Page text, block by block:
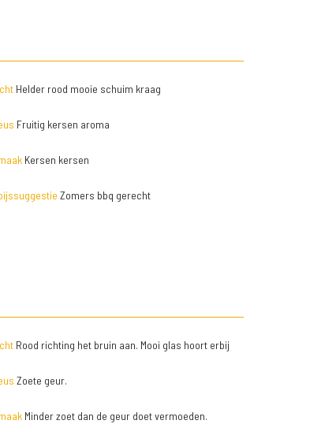
Helder rood mooie schuim kraag
Fruitig kersen aroma
Kersen kersen
Zomers bbq gerecht
Rood richting het bruin aan. Mooi glas hoort erbij
Zoete geur.
Minder zoet dan de geur doet vermoeden.